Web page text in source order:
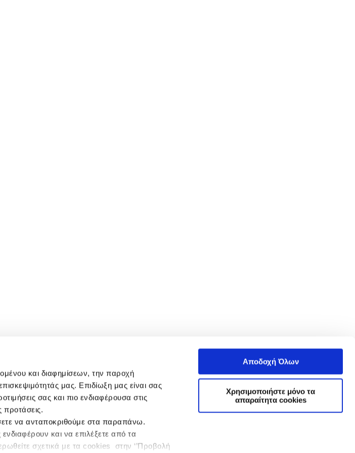
και διαφημίσεων, την παροχή
μας. Επιδίωξη μας είναι σας
σας και πιο ενδιαφέρουσα στις
προτάσεις.
να ανταποκριθούμε στα παραπάνω.
και να επιλέξετε από τα
σχετικά με τα cookies στην ‘’Προβολή
Αποδοχή Όλων
Χρησιμοποιήστε μόνο τα
απαραίτητα cookies